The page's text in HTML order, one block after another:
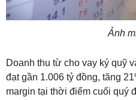
Ảnh
Doanh thu từ cho vay ký quỹ
đạt gần 1.006 tỷ đồng, tăng
margin tại thời điểm cuối quý